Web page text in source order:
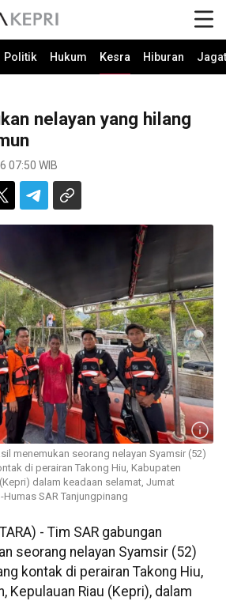
Politik Hukum Kesra Hiburan Jagat
nelayan yang hilang
07:50 WIB
menemukan seorang nelayan Syamsir (52)
di perairan Takong Hiu, Kabupaten
dalam keadaan selamat, Jumat
SAR Tanjungpinang
- Tim SAR gabungan
seorang nelayan Syamsir (52)
kontak di perairan Takong Hiu,
Kepulauan Riau (Kepri), dalam